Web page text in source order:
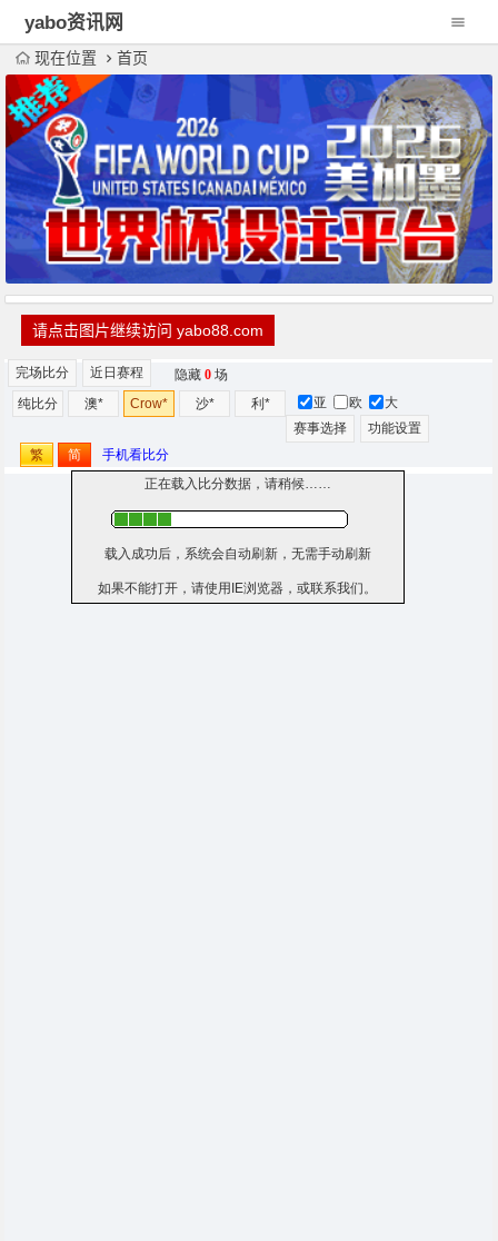
yabo资讯网
现在位置 首页
请点击图片继续访问 yabo88.com